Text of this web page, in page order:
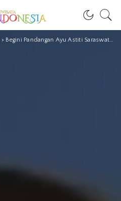
> Begini Pandangan Ayu Astiti Saraswati Soroti Open Border Bali